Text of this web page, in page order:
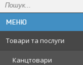
Товари та послуги
Канцтовари